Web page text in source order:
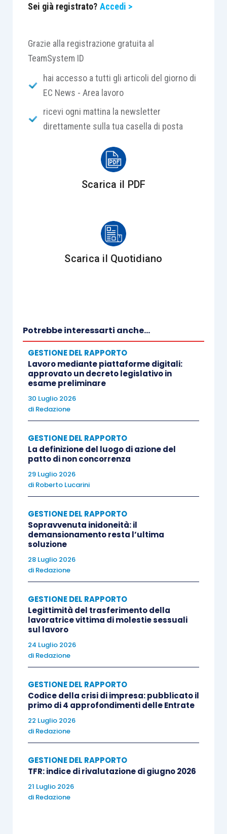
Sei già registrato? Accedi >
Grazie alla registrazione gratuita al
TeamSystem ID
hai accesso a tutti gli articoli del giorno di
EC News - Area lavoro
ricevi ogni mattina la newsletter
direttamente sulla tua casella di posta
Scarica il PDF
Scarica il Quotidiano
Potrebbe interessarti anche...
GESTIONE DEL RAPPORTO
Lavoro mediante piattaforme digitali:
approvato un decreto legislativo in
esame preliminare
30 Luglio 2026
di Redazione
GESTIONE DEL RAPPORTO
La definizione del luogo di azione del
patto di non concorrenza
29 Luglio 2026
di Roberto Lucarini
GESTIONE DEL RAPPORTO
Sopravvenuta inidoneità: il
demansionamento resta l’ultima
soluzione
28 Luglio 2026
di Redazione
GESTIONE DEL RAPPORTO
Legittimità del trasferimento della
lavoratrice vittima di molestie sessuali
sul lavoro
24 Luglio 2026
di Redazione
GESTIONE DEL RAPPORTO
Codice della crisi di impresa: pubblicato il
primo di 4 approfondimenti delle Entrate
22 Luglio 2026
di Redazione
GESTIONE DEL RAPPORTO
TFR: indice di rivalutazione di giugno 2026
21 Luglio 2026
di Redazione